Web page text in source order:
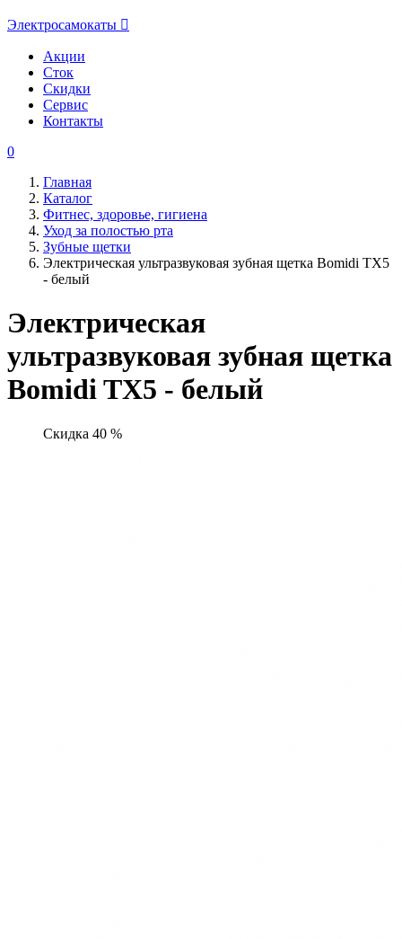
Электросамокаты
Акции
Сток
Скидки
Сервис
Контакты
0
Главная
Каталог
Фитнес, здоровье, гигиена
Уход за полостью рта
Зубные щетки
Электрическая ультразвуковая зубная щетка Bomidi TX5
- белый
Электрическая
ультразвуковая зубная щетка
Bomidi TX5 - белый
Скидка 40 %